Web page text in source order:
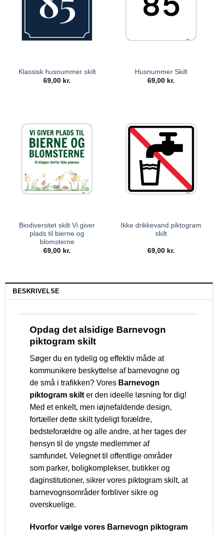
Klassisk husnummer skilt
69,00 kr.
Husnummer Skilt
69,00 kr.
Biodiversitet skilt Vi giver
plads til bierne og
blomsterne
69,00 kr.
Ikke drikkevand piktogram
skilt
69,00 kr.
BESKRIVELSE
Opdag det alsidige Barnevogn
piktogram skilt
Søger du en tydelig og effektiv måde at
kommunikere beskyttelse af barnevogne og
de små i trafikken? Vores Barnevogn
piktogram skilt er den ideelle løsning for dig!
Med et enkelt, men iøjnefaldende design,
fortæller dette skilt tydeligt forældre,
bedsteforældre og alle andre, at her tages der
hensyn til de yngste medlemmer af
samfundet. Velegnet til offentlige områder
som parker, boligkomplekser, butikker og
daginstitutioner, sikrer vores piktogram skilt, at
barnevognsområder forbliver sikre og
overskuelige.
Hvorfor vælge vores Barnevogn piktogram